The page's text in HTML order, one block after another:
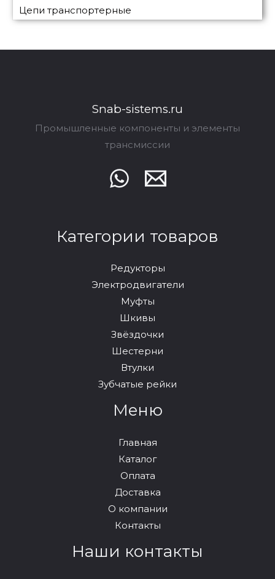
Цепи транспортерные
Snab-sistems.ru
Промышленные компоненты и элементы
трансмиссии
Категории товаров
Редукторы
Электродвигатели
Муфты
Шкивы
Звёздочки
Шестерни
Втулки
Зубчатые рейки
Меню
Главная
Каталог
Оплата
Доставка
О компании
Контакты
Наши контакты